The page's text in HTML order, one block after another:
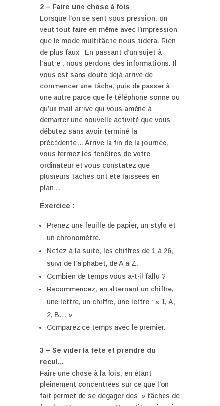
2 – Faire une chose à fois
Lorsque l’on se sent sous pression, on
veut tout faire en même avec l’impression
que le mode multitâche nous aidera. Rien
de plus faux ! En passant d’un sujet à
l’autre ; nous perdons des informations. Il
vous est sans doute déjà arrivé de
commencer une tâche, puis de passer à
une autre parce que le téléphone sonne ou
qu’un mail arrive qui vous amène à
démarrer une nouvelle activité que vous
débutez sans avoir terminé la
précédente… Arrive la fin de la journée,
vous fermez les fenêtres de votre
ordinateur et vous constatez que
plusieurs tâches ont été laissées en
plan…
Exercice :
Prenez une feuille de papier, un stylo et
un chronomètre.
Notez à la suite, les chiffres de 1 à 26,
suivi de l’alphabet, de A à Z.
Combien de temps vous a-t-il fallu ?
Recommencez, en alternant un chiffre,
une lettre, un chiffre, une lettre : « 1, A,
2, B… »
Comparez ce temps avec le premier.
3 – Se vider la tête et prendre du
recul…
Faire une chose à la fois, en étant
pleinement concentrées sur ce que l’on
fait permet de se dégager des » tâches de